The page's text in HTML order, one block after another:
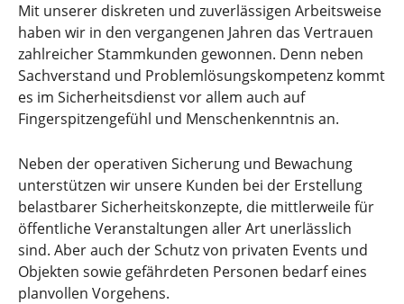
Mit unserer diskreten und zuverlässigen Arbeitsweise
haben wir in den vergangenen Jahren das Vertrauen
zahlreicher Stammkunden gewonnen. Denn neben
Sachverstand und Problemlösungskompetenz kommt
es im Sicherheitsdienst vor allem auch auf
Fingerspitzengefühl und Menschenkenntnis an.
Neben der operativen Sicherung und Bewachung
unterstützen wir unsere Kunden bei der Erstellung
belastbarer Sicherheitskonzepte, die mittlerweile für
öffentliche Veranstaltungen aller Art unerlässlich
sind. Aber auch der Schutz von privaten Events und
Objekten sowie gefährdeten Personen bedarf eines
planvollen Vorgehens.